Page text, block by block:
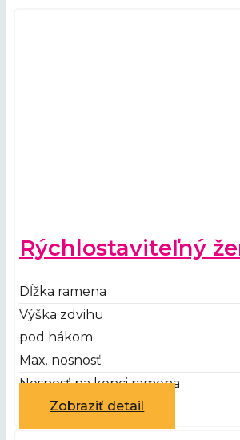
Rýchlostaviteľný
Dĺžka ramena
Výška zdvihu
pod hákom
Max. nosnosť
Nosnosť na konci ramena
Zobraziť detail